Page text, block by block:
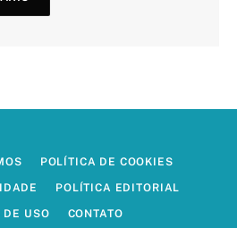
POLÍTICA DE COOKIES
POLÍTICA EDITORIAL
DE USO CONTATO